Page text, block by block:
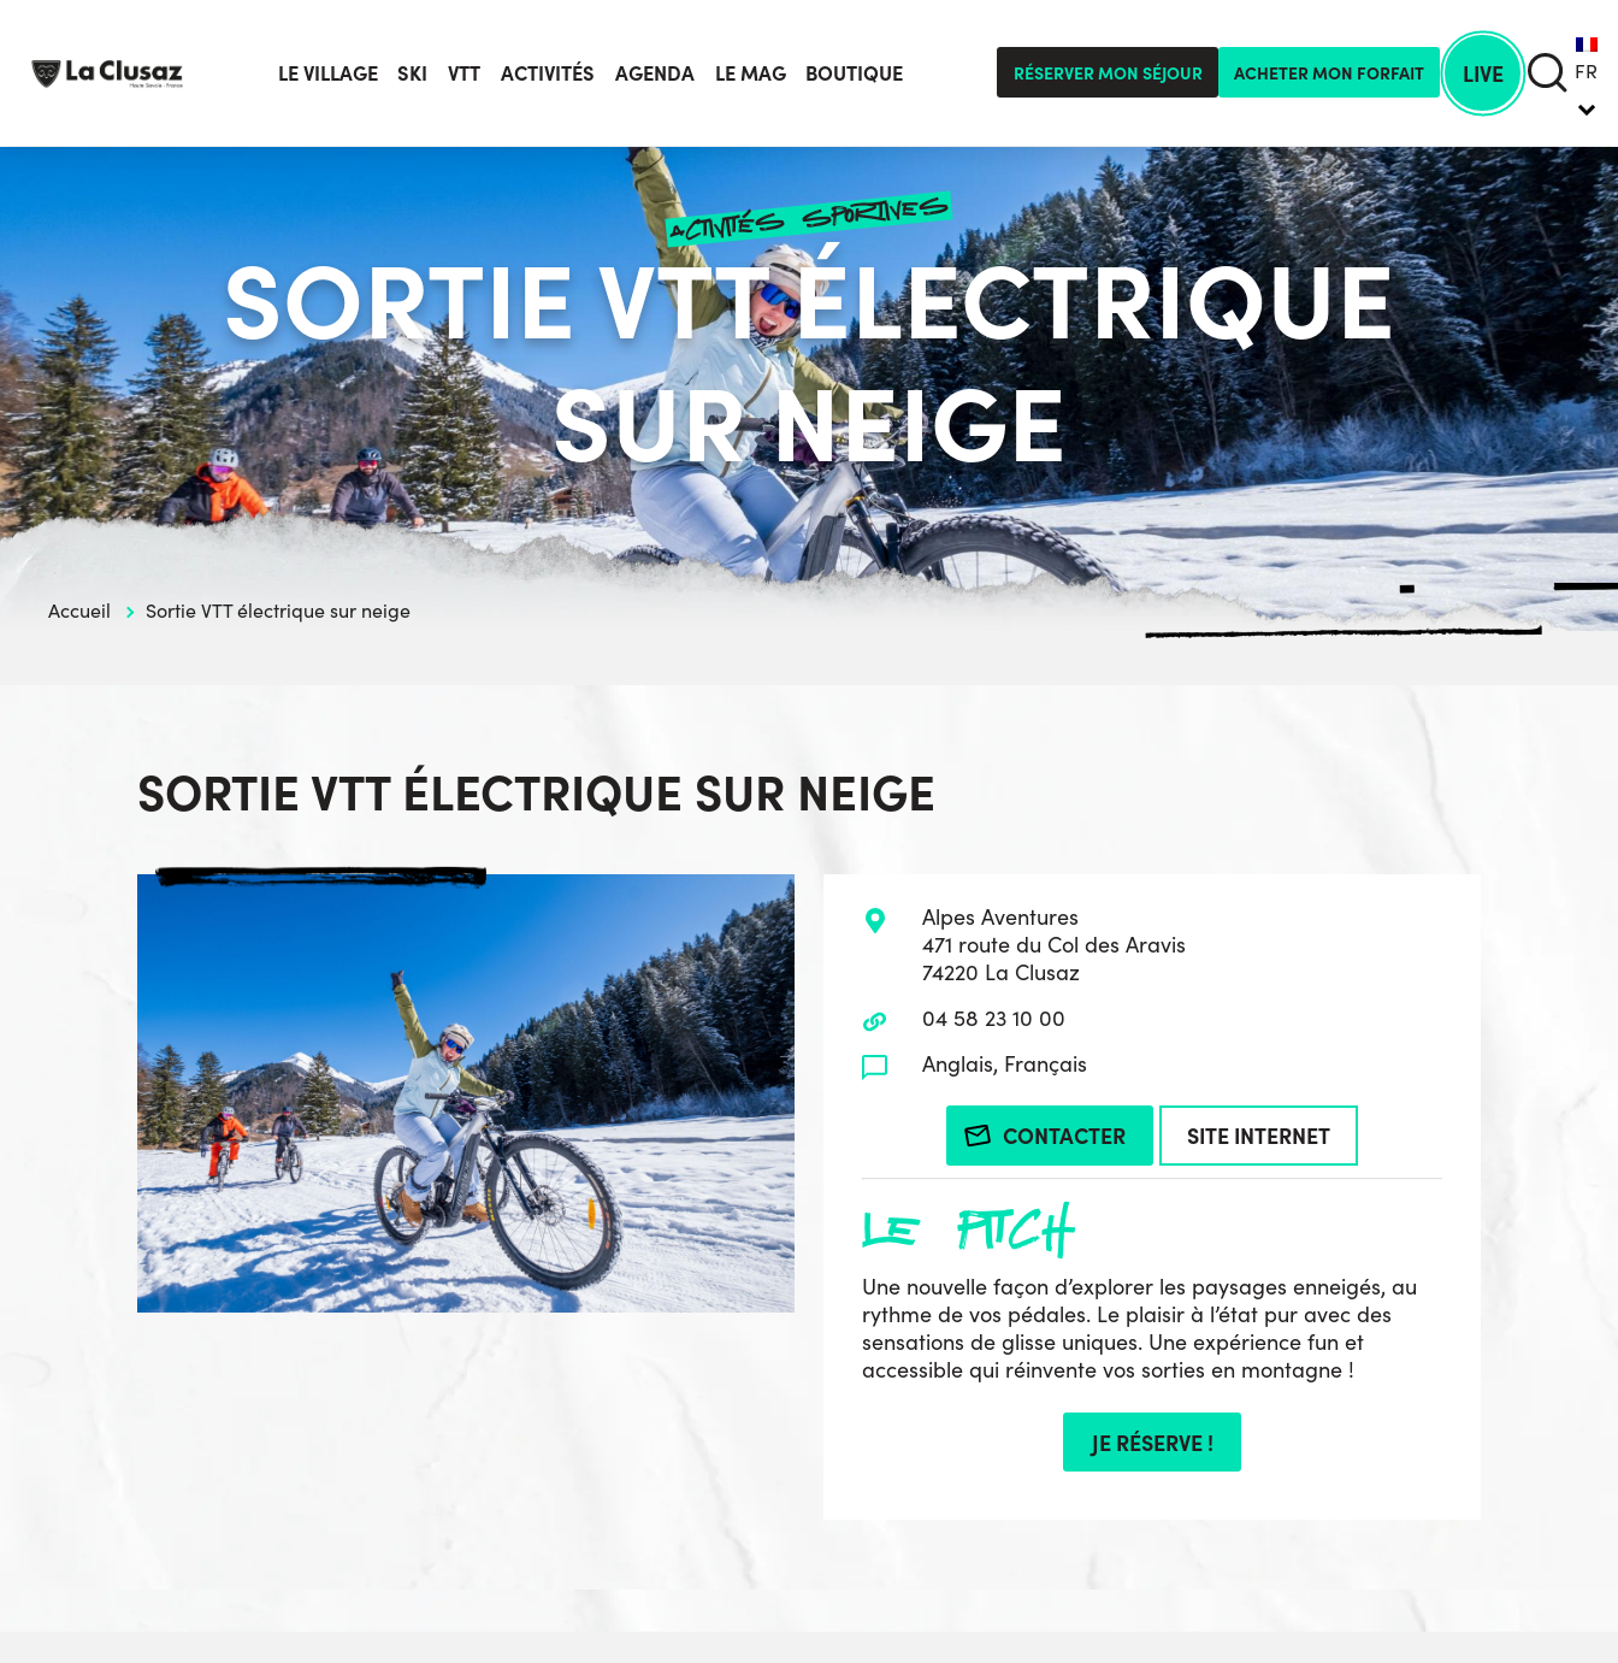
content
LE VILLAGE SKI VTT ACTIVITÉS AGENDA LE MAG BOUTIQUE RÉSERVER MON SÉJOUR ACHETER MON FORFAIT LIVE FR
activités sportives
SORTIE VTT ÉLECTRIQUE
SUR NEIGE
Accueil Sortie VTT électrique sur neige
SORTIE VTT ÉLECTRIQUE SUR NEIGE
Alpes Aventures
471 route du Col des Aravis
74220 La Clusaz
04 58 23 10 00
Anglais, Français
CONTACTER SITE INTERNET
le pitch
Une nouvelle façon d’explorer les paysages enneigés, au
rythme de vos pédales. Le plaisir à l’état pur avec des
sensations de glisse uniques. Une expérience fun et
accessible qui réinvente vos sorties en montagne !
JE RÉSERVE !